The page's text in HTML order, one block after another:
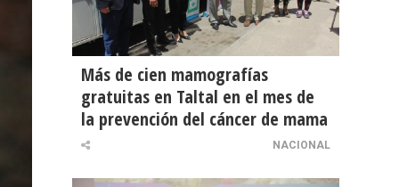
Más de cien mamografías
gratuitas en Taltal en el mes de
la prevención del cáncer de mama
NACIONAL